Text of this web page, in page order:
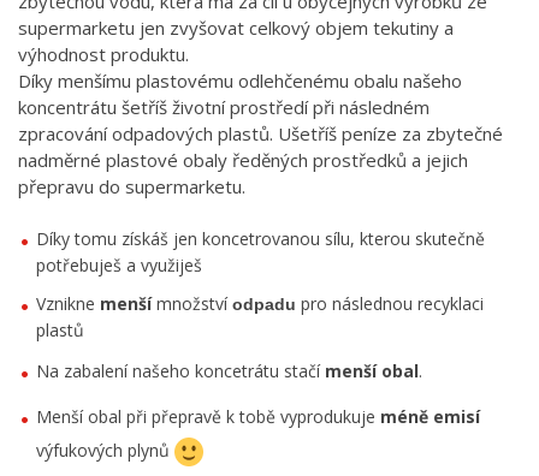
supermarketu jen zvyšovat celkový objem tekutiny a
výhodnost produktu.
Díky menšímu plastovému odlehčenému obalu našeho
koncentrátu šetříš životní prostředí při následném
zpracování odpadových plastů. Ušetříš peníze za zbytečné
nadměrné plastové obaly ředěných prostředků a jejich
přepravu do supermarketu.
Díky tomu získáš jen koncetrovanou sílu, kterou skutečně
potřebuješ a využiješ
Vznikne menšímnožstvíodpadu pro následnou recyklaci
plastů
Na zabalení našeho koncetrátu stačí menšíobal.
Menší obal při přepravě k tobě vyprodukuje méně emisí
výfukových plynů